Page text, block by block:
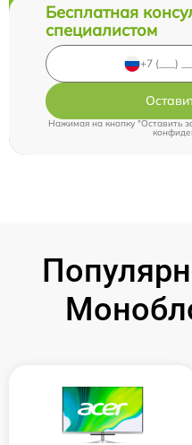
Бесплатная
специалистом
Нажимая на кнопку "Оставить